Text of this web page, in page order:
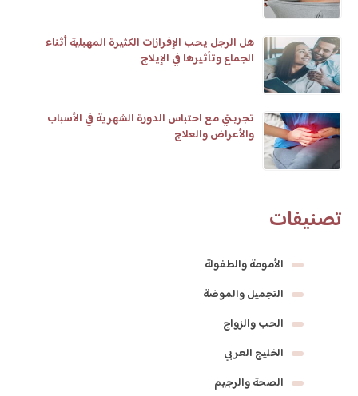
هل الرجل يحب الإفرازات الكثيرة المهبلية أثناء
الجماع وتأثيرها في الإيلاج
تجربتي مع احتباس الدورة الشهرية في الأسباب
والأعراض والعلاج
تصنيفات
الأمومة والطفولة
التجميل والموضة
الحب والزواج
الخليج العربي
الصحة والرجيم